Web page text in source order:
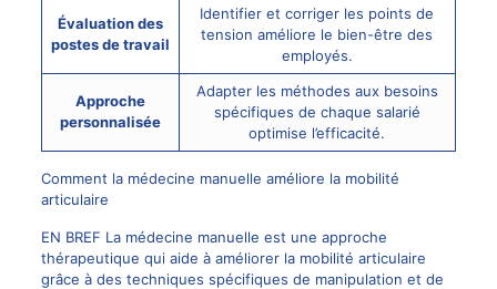
Évaluation des
postes de travail
Identifier et corriger les points de
tension améliore le bien-être des
employés.
Approche
personnalisée
Adapter les méthodes aux besoins
spécifiques de chaque salarié
optimise l’efficacité.
Comment la médecine manuelle améliore la mobilité
articulaire
EN BREF La médecine manuelle est une approche
thérapeutique qui aide à améliorer la mobilité articulaire
grâce à des techniques spécifiques de manipulation et de